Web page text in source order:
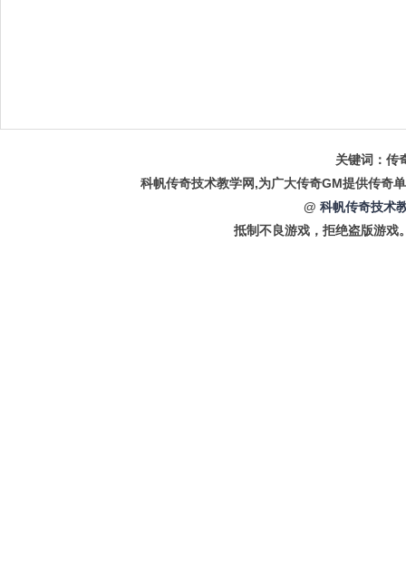
关键词：传
科帆传奇技术教学网,为广大传奇GM提供传奇
@ 科帆传奇技术
抵制不良游戏，拒绝盗版游戏